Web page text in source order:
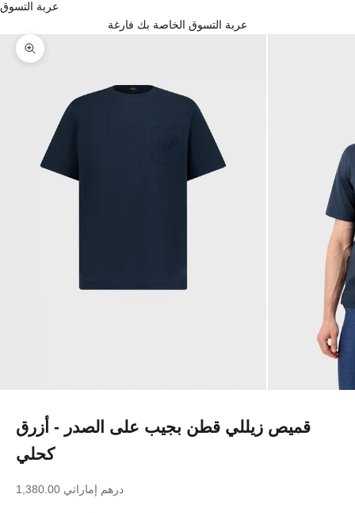
عربة التسوق
عربة التسوق الخاصة بك فارغة
تكبير الصورة
قميص زيللي قطن بجيب على الصدر - أزرق
كحلي
سعر البيع 1,380.00 درهم إماراتي